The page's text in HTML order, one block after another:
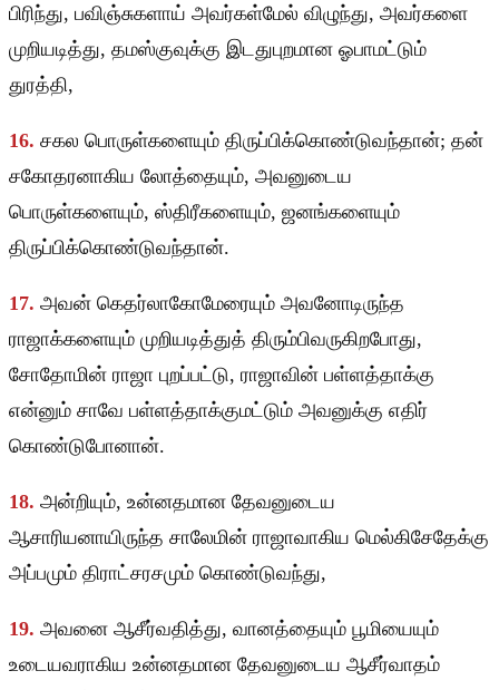
பிரிந்து, பவிஞ்சுகளாய் அவர்கள்மேல் விழுந்து, அவர்களை
முறியடித்து, தமஸ்குவுக்கு இடதுபுறமான ஓபாமட்டும்
துரத்தி,
16. சகல பொருள்களையும் திருப்பிக்கொண்டுவந்தான்; தன்
சகோதரனாகிய லோத்தையும், அவனுடைய
பொருள்களையும், ஸ்திரீகளையும், ஜனங்களையும்
திருப்பிக்கொண்டுவந்தான்.
17. அவன் கெதர்லாகோமேரையும் அவனோடிருந்த
ராஜாக்களையும் முறியடித்துத் திரும்பிவருகிறபோது,
சோதோமின் ராஜா புறப்பட்டு, ராஜாவின் பள்ளத்தாக்கு
என்னும் சாவே பள்ளத்தாக்குமட்டும் அவனுக்கு எதிர்
கொண்டுபோனான்.
18. அன்றியும், உன்னதமான தேவனுடைய
ஆசாரியனாயிருந்த சாலேமின் ராஜாவாகிய மெல்கிசேதேக்கு
அப்பமும் திராட்சரசமும் கொண்டுவந்து,
19. அவனை ஆசீர்வதித்து, வானத்தையும் பூமியையும்
உடையவராகிய உன்னதமான தேவனுடைய ஆசீர்வாதம்